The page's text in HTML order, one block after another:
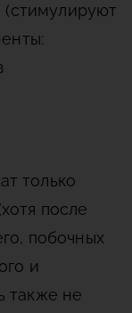
(стимулируют
только
после
побочных
и
также не